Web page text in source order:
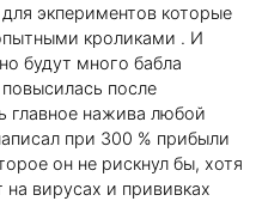
экпериментов которые
кроликами . И
будут много бабла
после
главное нажива любой
при 300 % прибыли
он не рискнул бы, хотя
вирусах и прививках